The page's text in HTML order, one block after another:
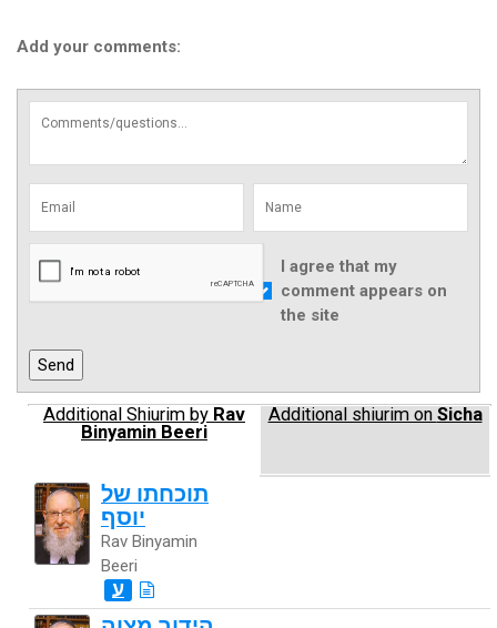
Add your comments:
I agree that my
comment appears on
the site
Additional Shiurim by Rav
Binyamin Beeri
Additional shiurim on Sicha
תוכחתו של
יוסף
Rav Binyamin
Beeri
ע